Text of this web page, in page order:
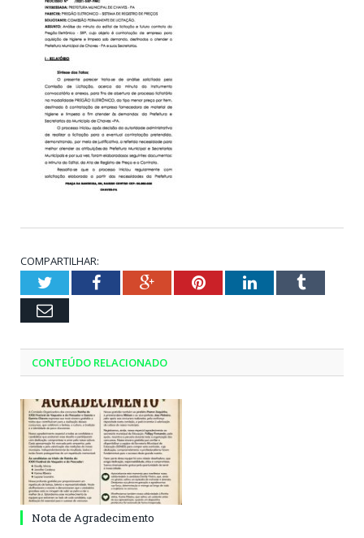
COMPARTILHAR:
TwitterFacebookGoogle+PinterestLinkedInTumblr
Email
CONTEÚDO RELACIONADO
Nota de Agradecimento